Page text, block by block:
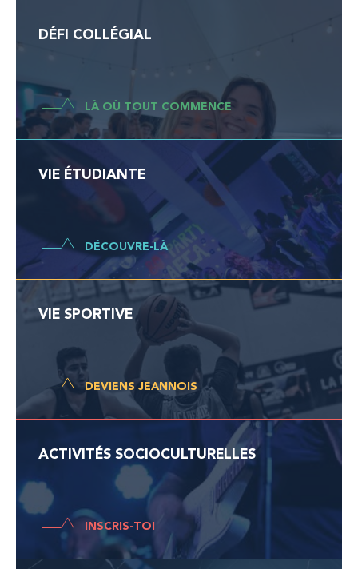
DÉFI COLLÉGIAL
LÀ OÙ TOUT COMMENCE
VIE ÉTUDIANTE
DÉCOUVRE-LÀ
VIE SPORTIVE
DEVIENS JEANNOIS
ACTIVITÉS SOCIOCULTURELLES
INSCRIS-TOI